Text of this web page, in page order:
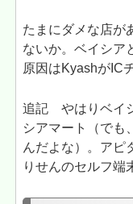
たまにダメな店が
ないか。ベイシア
原因はKyashがIC
追記 やはりベイ
シアマート（でも
んだよな）。アピ
りせんのセルフ端